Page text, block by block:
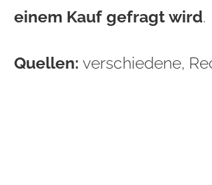
einem Kauf gefragt wird.
Quellen: verschiedene,